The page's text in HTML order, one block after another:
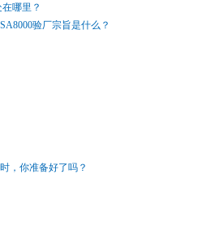
哪里？
验厂宗旨是什么？
，你准备好了吗？